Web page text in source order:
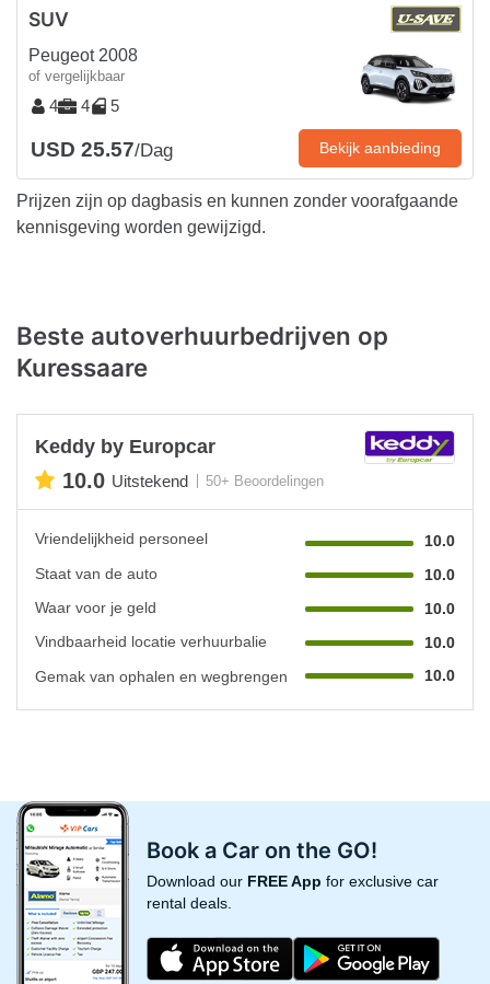
SUV
Peugeot 2008
of vergelijkbaar
4 4 5
USD 25.57/Dag Bekijk aanbieding
Prijzen zijn op dagbasis en kunnen zonder voorafgaande
kennisgeving worden gewijzigd.
Beste autoverhuurbedrijven op
Kuressaare
Keddy by Europcar
10.0 Uitstekend 50+ Beoordelingen
Vriendelijkheid personeel
10.0
Staat van de auto
10.0
Waar voor je geld
10.0
Vindbaarheid locatie verhuurbalie
10.0
Gemak van ophalen en wegbrengen
10.0
Book a Car on the GO!
Download our FREE App for exclusive car
rental deals.